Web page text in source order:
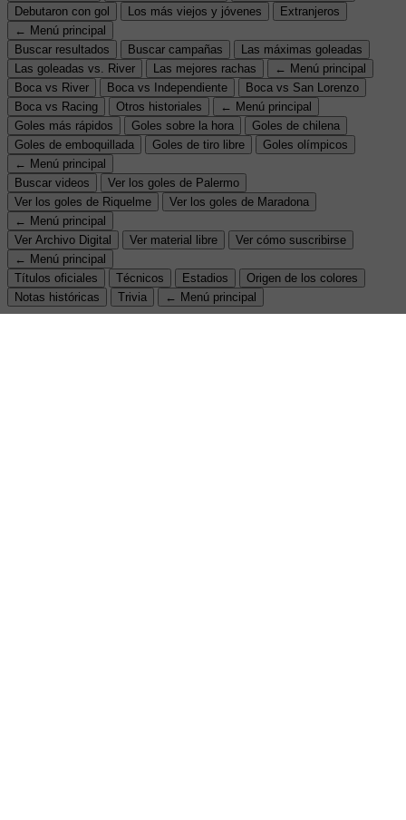
Debutaron con gol
Los más viejos y jóvenes
Extranjeros
← Menú principal
Buscar resultados
Buscar campañas
Las máximas goleadas
Las goleadas vs. River
Las mejores rachas
← Menú principal
Boca vs River
Boca vs Independiente
Boca vs San Lorenzo
Boca vs Racing
Otros historiales
← Menú principal
Goles más rápidos
Goles sobre la hora
Goles de chilena
Goles de emboquillada
Goles de tiro libre
Goles olímpicos
← Menú principal
Buscar videos
Ver los goles de Palermo
Ver los goles de Riquelme
Ver los goles de Maradona
← Menú principal
Ver Archivo Digital
Ver material libre
Ver cómo suscribirse
← Menú principal
Títulos oficiales
Técnicos Estadios
Origen de los colores
Notas históricas
Trivia ← Menú principal